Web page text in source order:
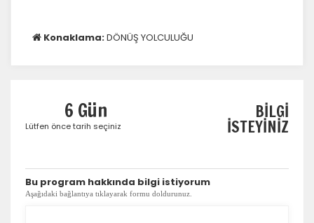
Konaklama:DÖNÜŞ YOLCULUĞU
6 Gün
Lütfen önce tarih seçiniz
BİLGİ
İSTEYİNİZ
​Bu program hakkında bilgi istiyorum
Aşağıdaki bağlantıya tıklayarak formu doldurunuz.